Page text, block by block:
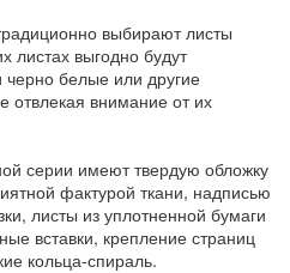
выбирают листы
листах выгодно будут
черно белые или другие
внимание от их
серии имеют твердую обложку
фактурой ткани, надписью
листы из уплотненной бумаги
вставки, крепление страниц
кольца-спираль.